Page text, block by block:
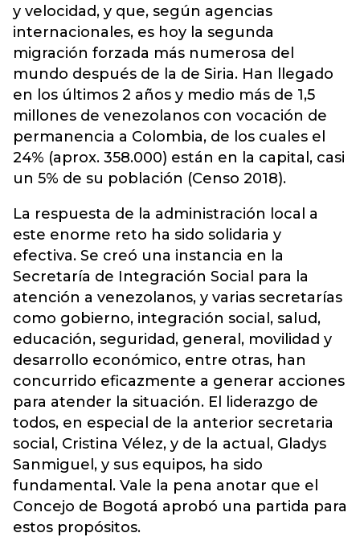
y velocidad, y que, según agencias
internacionales, es hoy la segunda
migración forzada más numerosa del
mundo después de la de Siria. Han llegado
en los últimos 2 años y medio más de 1,5
millones de venezolanos con vocación de
permanencia a Colombia, de los cuales el
24% (aprox. 358.000) están en la capital, casi
un 5% de su población (Censo 2018).
La respuesta de la administración local a
este enorme reto ha sido solidaria y
efectiva. Se creó una instancia en la
Secretaría de Integración Social para la
atención a venezolanos, y varias secretarías
como gobierno, integración social, salud,
educación, seguridad, general, movilidad y
desarrollo económico, entre otras, han
concurrido eficazmente a generar acciones
para atender la situación. El liderazgo de
todos, en especial de la anterior secretaria
social, Cristina Vélez, y de la actual, Gladys
Sanmiguel, y sus equipos, ha sido
fundamental. Vale la pena anotar que el
Concejo de Bogotá aprobó una partida para
estos propósitos.